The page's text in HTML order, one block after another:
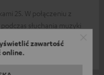
zawartość
online.
25. W połączeniu z
słuchania muzyki
automatycznie *)